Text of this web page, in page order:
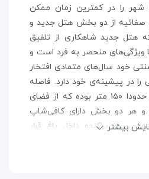
را در كمترين زمان ممكن
از دو بخش هتل جدید و
هتل جدید شاهکاری از تلفیق
ویژگی‌های منحصر به فرد است و
خود سال‌های متمادی افتخار
را در پیشینه‌ی خود دارد. فاصله
این دو بخش از یکدیگر حدودا ۱۵۰ متر بوده که از فضای
هر دو بخش دارای کافی‌شاپ
صورت پراکنده داخل باغ قرار
بیشتر